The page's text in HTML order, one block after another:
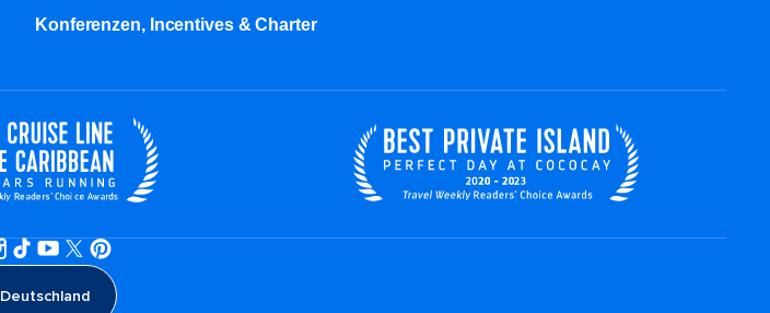
Konferenzen, Incentives & Charter
Deutschland